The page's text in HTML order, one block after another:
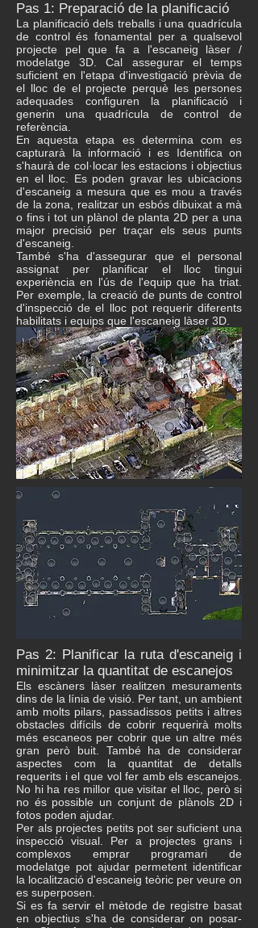
Pas 1: Preparació de la planificació
La planificació dels treballs i una quadrícula
de control és fonamental per a qualsevol
projecte pel que fa a l'escaneig làser /
modelatge 3D. Cal assegurar el temps
suficient en l'etapa d'investigació prèvia de
el lloc de el projecte perquè les persones
adequades configuren la planificació i
generin una quadrícula de control de
referència.
En aquesta etapa es determina com es
capturarà la informació i es Identifica on
s'haurà de col·locar les estacions i objectius
en el lloc. Es poden gravar les ubicacions
d'escaneig a mesura que es mou a través
de la zona, realitzar un esbós dibuixat a mà
o fins i tot un plànol de planta 2D per a una
major precisió per traçar els seus punts
d'escaneig.
També s'ha d'assegurar que el personal
assignat per planificar el lloc tingui
experiència en l'ús de l'equip que ha triat.
Per exemple, la creació de punts de control
d'inspecció de el lloc pot requerir diferents
habilitats i equips que l'escaneig làser 3D.
Pas 2: Planificar la ruta d'escaneig i
minimitzar la quantitat de escanejos
Els escàners làser realitzen mesuraments
dins de la línia de visió. Per tant, un ambient
amb molts pilars, passadissos petits i altres
obstacles difícils de cobrir requerirà molts
més escaneos per cobrir que un altre més
gran però buit. També ha de considerar
aspectes com la quantitat de detalls
requerits i el que vol fer amb els escanejos.
No hi ha res millor que visitar el lloc, però si
no és possible un conjunt de plànols 2D i
fotos poden ajudar.
Per als projectes petits pot ser suficient una
inspecció visual. Per a projectes grans i
complexos emprar programari de
modelatge pot ajudar permetent identificar
la localització d'escaneig teòric per veure on
es superposen.
Si es fa servir el mètode de registre basat
en objectius s'ha de considerar on posar-